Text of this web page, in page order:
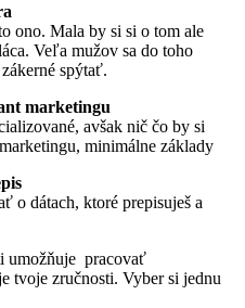
ono. Mala by si si o tom ale
Veľa mužov sa do toho
spýtať.
marketingu
avšak nič čo by si
minimálne základy
o dátach, ktoré prepisuješ a
umožňuje pracovať
tvoje zručnosti. Vyber si jednu